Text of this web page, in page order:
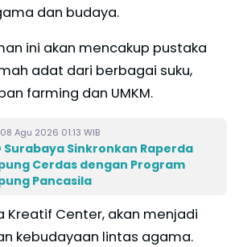
dan budaya.
ini akan mencakup pustaka
adat dari berbagai suku,
farming dan UMKM.
Agu 2026 01:13 WIB
Surabaya Sinkronkan Raperda
Cerdas dengan Program
Pancasila
Kreatif Center, akan menjadi
kebudayaan lintas agama.